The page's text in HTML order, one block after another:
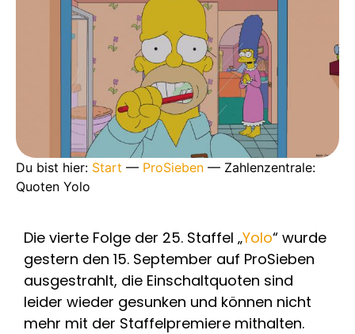
Du bist hier: Start — ProSieben — Zahlenzentrale:
Quoten Yolo
Die vierte Folge der 25. Staffel „Yolo“ wurde
gestern den 15. September auf ProSieben
ausgestrahlt, die Einschaltquoten sind
leider wieder gesunken und können nicht
mehr mit der Staffelpremiere mithalten.